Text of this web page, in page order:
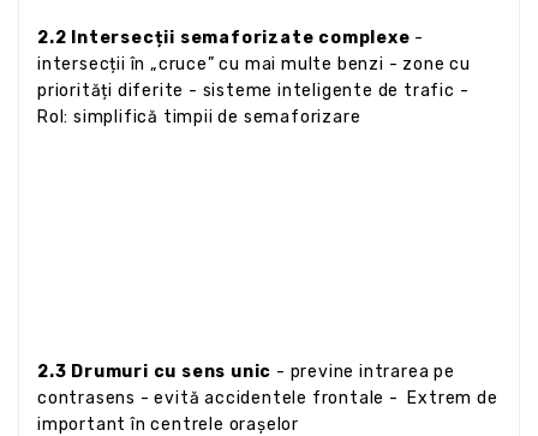
2.2 Intersecții semaforizate complexe -
intersecții în „cruce” cu mai multe benzi - zone cu
priorități diferite - sisteme inteligente de trafic -
Rol: simplifică timpii de semaforizare
2.3 Drumuri cu sens unic - previne intrarea pe
contrasens - evită accidentele frontale - Extrem de
important în centrele orașelor